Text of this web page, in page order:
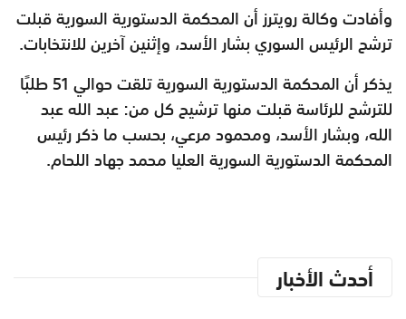
وأفادت وكالة رويترز أن ‏المحكمة الدستورية السورية قبلت
ترشح الرئيس السوري بشار الأسد، وإثنين آخرين للانتخابات.
يذكر أن المحكمة الدستورية السورية تلقت حوالي 51 طلبًا
للترشح للرئاسة قبلت منها ترشيح كل من: عبد الله عبد
الله، وبشار الأسد، ومحمود مرعي، بحسب ما ذكر رئيس
المحكمة الدستورية السورية العليا محمد جهاد اللحام.
أحدث الأخبار